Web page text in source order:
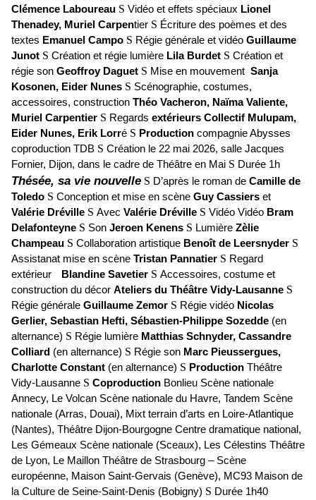
Clémence Laboureau S Vidéo et effets spéciaux Lionel
Thenadey, Muriel Carpentier S Écriture des poèmes et des
textes Emanuel Campo S Régie générale et vidéo Guillaume
Junot S Création et régie lumière Lila Burdet S Création et
régie son Geoffroy Daguet S Mise en mouvement Sanja
Kosonen, Eider Nunes S Scénographie, costumes,
accessoires, construction Théo Vacheron, Naïma Valiente,
Muriel Carpentier S Regards extérieurs Collectif Mulupam,
Eider Nunes, Erik Lorré S Production compagnie Abysses
coproduction TDB S Création le 22 mai 2026, salle Jacques
Fornier, Dijon, dans le cadre de Théâtre en Mai S Durée 1h
Thésée, sa vie nouvelle S D’après le roman de Camille de
Toledo S Conception et mise en scène Guy Cassiers et
Valérie Dréville S Avec Valérie Dréville S Vidéo Vidéo Bram
Delafonteyne S Son Jeroen Kenens S Lumière Zèlie
Champeau S Collaboration artistique Benoît de Leersnyder S
Assistanat mise en scène Tristan Pannatier S Regard
extérieur
Blandine Savetier S Accessoires, costume et
construction du décor Ateliers du Théâtre Vidy-Lausanne S
Régie générale Guillaume Zemor S Régie vidéo Nicolas
Gerlier, Sebastian Hefti, Sébastien-Philippe Sozedde (en
alternance) S Régie lumière Matthias Schnyder, Cassandre
Colliard (en alternance) S Régie son Marc Pieussergues,
Charlotte Constant (en alternance) S Production Théâtre
Vidy-Lausanne S Coproduction Bonlieu Scène nationale
Annecy, Le Volcan Scène nationale du Havre, Tandem Scène
nationale (Arras, Douai), Mixt terrain d’arts en Loire-Atlantique
(Nantes), Théâtre Dijon-Bourgogne Centre dramatique national,
Les Gémeaux Scène nationale (Sceaux), Les Célestins Théâtre
de Lyon, Le Maillon Théâtre de Strasbourg – Scène
européenne, Maison Saint-Gervais (Genève), MC93 Maison de
la Culture de Seine-Saint-Denis (Bobigny) S Durée 1h40